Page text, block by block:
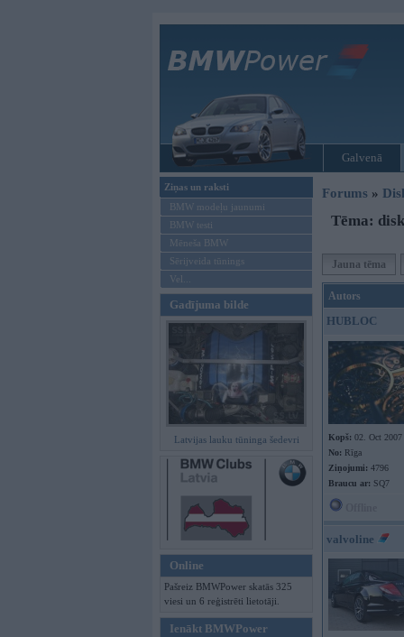
Galvenā
Ziņas un raksti
BMW modeļu jaunumi
BMW testi
Mēneša BMW
Sērijveida tūnings
Vel...
Gadījuma bilde
Latvijas lauku tūninga šedevri
Online
Pašreiz BMWPower skatās 325
viesi un 6 reģistrēti lietotāji.
Ienākt BMWPower
Forums »
Tēma:
Jauna tēma
Autors
HUBLOC
Kopš: 02. Oct 2007
No: Rīga
Ziņojumi: 4796
Braucu ar: SQ7
valvoline